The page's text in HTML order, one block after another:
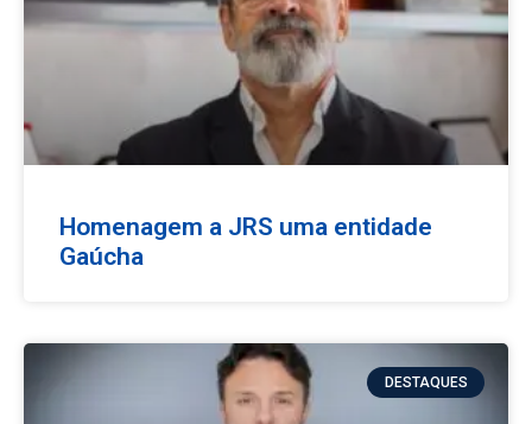
Homenagem a JRS uma entidade
Gaúcha
DESTAQUES